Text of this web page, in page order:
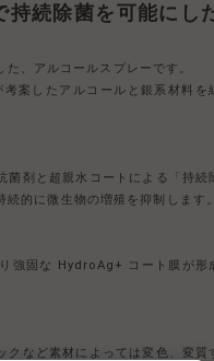
、アルコールスプレーです。
案したアルコールと銀系材料を
菌剤と超親水コートによる「持続
続的に微生物の増殖を抑制します
強固な HydroAg+ コート膜が形
クなど素材によっては変色、変質